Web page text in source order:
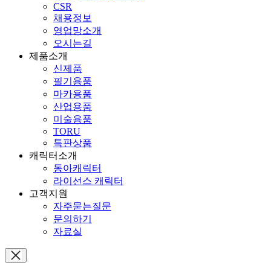
CSR
채용정보
영업망소개
오시는길
제품소개
신제품
필기용품
마카용품
산업용품
미술용품
TORU
특판상품
캐릭터소개
동아캐릭터
라이선스 캐릭터
고객지원
자주묻는질문
문의하기
자료실